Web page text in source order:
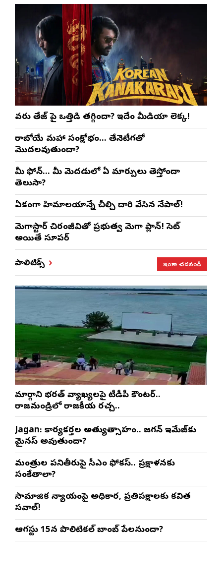
వరుణ్ తేజ్‌ పై ఒత్తిడి తగ్గిందా? ఇదేం మీడియా లెక్క!
రాబోయే మహా సంక్షోభం… తేనెటీగతో
మొదలవుతుందా?
మీ ఫోన్… మీ మెదడులో ఏ మార్పులు తెస్తోందా
తెలుసా?
ఏకంగా హిమాలయాన్నే చీల్చి దారి వేసిన నేపాల్!
మెగాస్టార్ చిరంజీవితో ప్రభుత్వ మెగా ప్లాన్! సెట్
అయితే సూపర్
పాలిటిక్స్ ఇంకా చదవండి
మార్గాని భరత్ వ్యాఖ్యలపై టీడీపీ కౌంటర్..
రాజమండ్రిలో రాజకీయ రచ్చ..
Jagan: కార్యకర్తల అత్యుత్సాహం.. జగన్ ఇమేజ్‌కు
మైనస్ అవుతుందా?
మంత్రుల పనితీరుపై సీఎం ఫోకస్.. ప్రక్షాళనకు
సంకేతాలా?
సామాజిక న్యాయంపై అధికార, ప్రతిపక్షాలకు కవిత
సవాల్!
ఆగస్టు 15న పొలిటికల్ బాంబ్ పేలనుందా?